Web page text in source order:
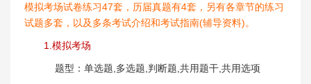
模拟考场试卷练习47套，历届真题有4套，另有各章节的练习
试题多套，以及多条考试介绍和考试指南(辅导资料)。
1.模拟考场
题型：单选题,多选题,判断题,共用题干,共用选项